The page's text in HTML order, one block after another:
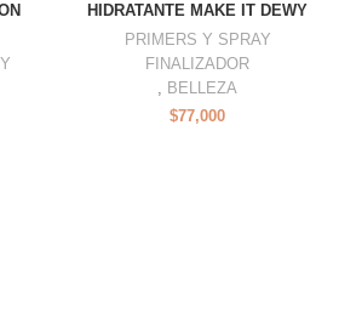
HIDRATANTE MAKE IT DEWY
PRIMERS Y SPRAY
FINALIZADOR
, BELLEZA
$77,000